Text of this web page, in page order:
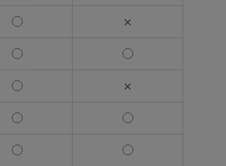
✕
✕